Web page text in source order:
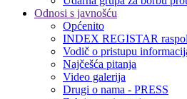
Odnosi s javnošću
Općenito
INDEX REGISTAR
Vodič o pristupu
Najčešća pitanja
Video galerija
Drugi o nama - PRESS